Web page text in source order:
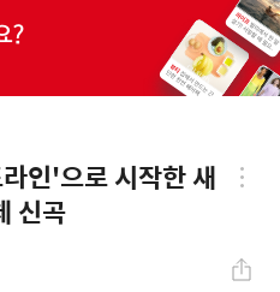
인'으로 시작한 새
신곡